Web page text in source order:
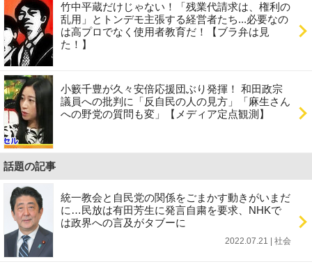
竹中平蔵だけじゃない！「残業代請求は、権利の
乱用」とトンデモ主張する経営者たち...必要なの
は高プロでなく使用者教育だ！【ブラ弁は見
た！】
小籔千豊が久々安倍応援団ぶり発揮！ 和田政宗
議員への批判に「反自民の人の見方」「麻生さん
への野党の質問も変」【メディア定点観測】
話題の記事
統一教会と自民党の関係をごまかす動きがいまだ
に…民放は有田芳生に発言自粛を要求、NHKで
は政界への言及がタブーに
2022.07.21 | 社会